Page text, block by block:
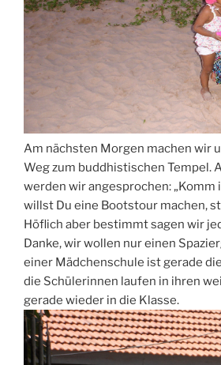
Am nächsten Morgen machen wir
Weg zum buddhistischen Tempel.
werden wir angesprochen: „Komm
willst Du eine Bootstour machen,
Höflich aber bestimmt sagen wir
Danke, wir wollen nur einen
einer Mädchenschule ist gerade
die Schülerinnen laufen in ihren
gerade wieder in die Klasse.